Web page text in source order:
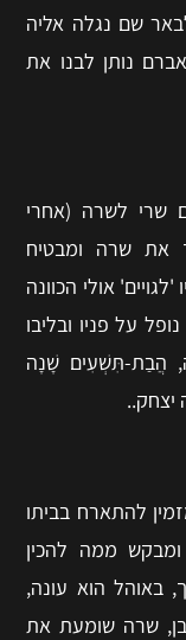
שם נגלה אליה
נותן לבנו את
שרי לשרה (אחרי
את שרה ומבטיח
אולי הכוונה
על פניו ובליבו
הֲבַת-תִּשְׁעִים שָׁנָה
להתארח בביתו
ממה להכין
באוהל הוא עונה,
שרה שומעת את